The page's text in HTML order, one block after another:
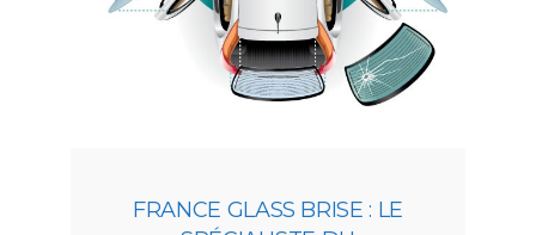
FRANCE GLASS BRISE : LE